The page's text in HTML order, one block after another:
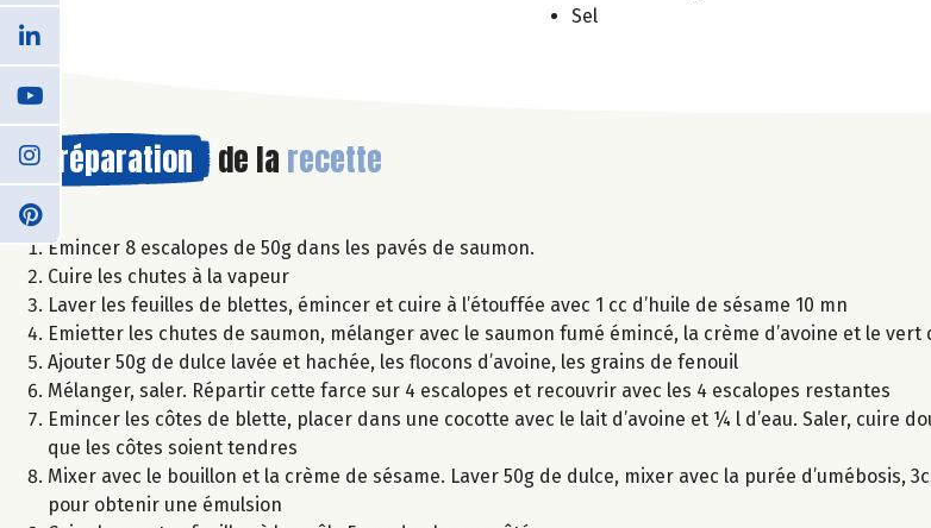
Sel
Préparation de la recette
Emincer 8 escalopes de 50g dans les pavés de saumon.
Cuire les chutes à la vapeur
Laver les feuilles de blettes, émincer et cuire à l’étouffée avec 1 cc d’huile de sésame 10 mn
Emietter les chutes de saumon, mélanger avec le saumon fumé émincé, la crème d’avoine et le
Ajouter 50g de dulce lavée et hachée, les flocons d’avoine, les grains de fenouil
Mélanger, saler. Répartir cette farce sur 4 escalopes et recouvrir avec les 4 escalopes restantes
Emincer les côtes de blette, placer dans une cocotte avec le lait d’avoine et ¼ l d’eau. Saler, cuire
que les côtes soient tendres
Mixer avec le bouillon et la crème de sésame. Laver 50g de dulce, mixer avec la purée d’umébosis,
pour obtenir une émulsion